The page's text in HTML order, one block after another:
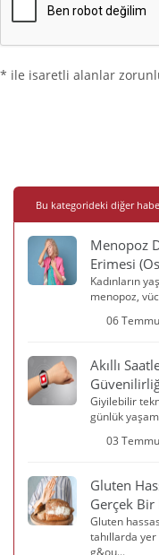
* ile isaretli alanlar
Bu kategorideki diğer
Menopoz
Erimesi
Kadınların
menopoz,
06
Akıllı
Giyilebilir
günlük
03
Gluten
Gerçek Bir
Gluten
tahıllarda